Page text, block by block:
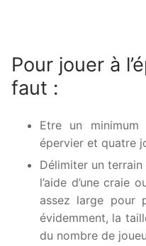
Pour jouer à
faut :
Etre un
épervier et quatre
Délimiter un terrain
l’aide d’une craie
assez large pour
évidemment, la
du nombre de